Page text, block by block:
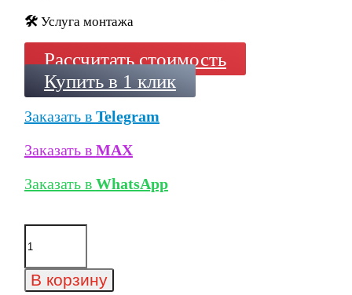
🛠️ Услуга монтажа
Рассчитать стоимость
Купить в 1 клик
Заказать в Telegram
Заказать в MAX
Заказать в WhatsApp
Количество
товара
Schlutte
MF-
В корзину